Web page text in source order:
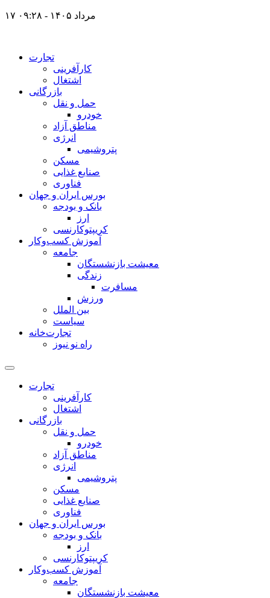
۱۷ مرداد ۱۴۰۵ - ۰۹:۲۸
تجارت
کارآفرینی
اشتغال
بازرگانی
حمل و نقل
خودرو
مناطق آزاد
انرژی
پتروشیمی
مسکن
صنایع غذایی
فناوری
بورس ایران و جهان
بانک و بودجه
ارز
کریپتوکارنسی
آموزش کسب‌وکار
جامعه
معیشت بازنشستگان
زندگی
مسافرت
ورزش
بین الملل
سیاست
تجارت‌خانه
راه نو نیوز
تجارت
کارآفرینی
اشتغال
بازرگانی
حمل و نقل
خودرو
مناطق آزاد
انرژی
پتروشیمی
مسکن
صنایع غذایی
فناوری
بورس ایران و جهان
بانک و بودجه
ارز
کریپتوکارنسی
آموزش کسب‌وکار
جامعه
معیشت بازنشستگان